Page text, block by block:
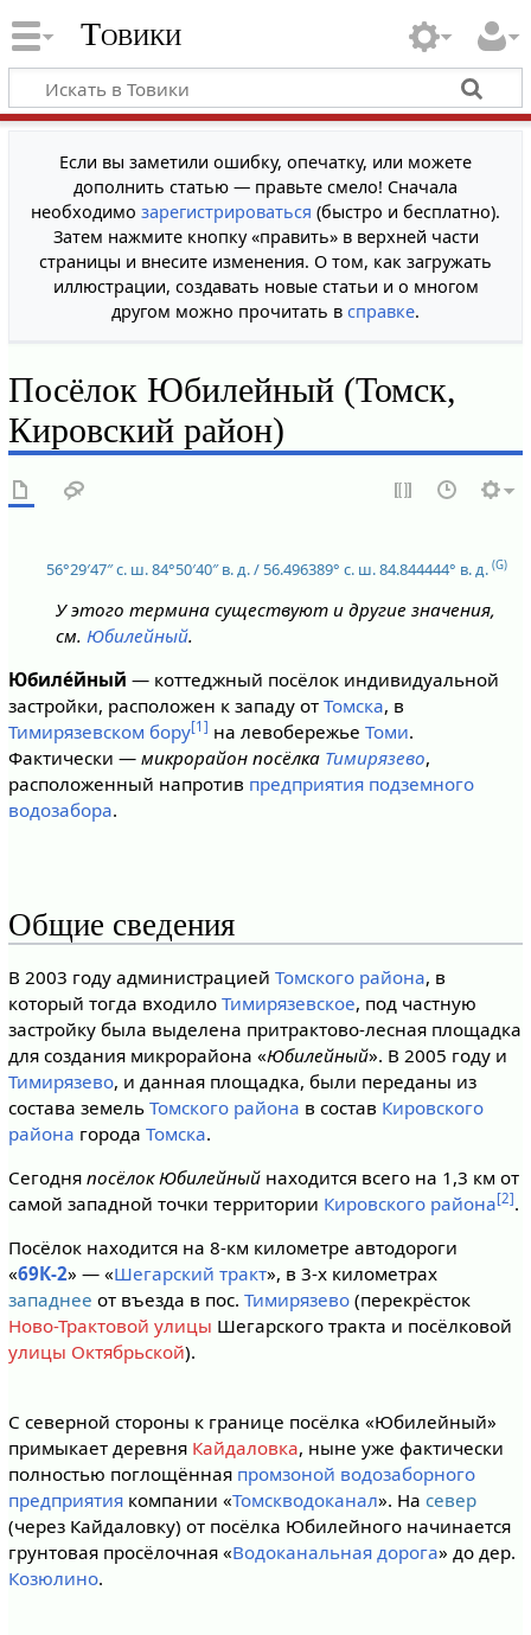
Товики
Если вы заметили ошибку, опечатку, или можете
дополнить статью — правьте смело! Сначала
необходимо зарегистрироваться (быстро и бесплатно).
Затем нажмите кнопку «править» в верхней части
страницы и внесите изменения. О том, как загружать
иллюстрации, создавать новые статьи и о многом
другом можно прочитать в справке.
Посёлок Юбилейный (Томск,
Кировский район)
56°29′47″ с. ш.84°50′40″ в. д./ 56.496389° с. ш.84.844444° в. д. (G)
У этого термина существуют и другие значения,
см. Юбилейный.
Юбиле́йный — коттеджный посёлок индивидуальной
застройки, расположен к западу от Томска, в
Тимирязевском бору[1] на левобережье Томи.
Фактически — микрорайон посёлка Тимирязево,
расположенный напротив предприятия подземного
водозабора.
Общие сведения
В 2003 году администрацией Томского района, в
который тогда входило Тимирязевское, под частную
застройку была выделена притрактово-лесная площадка
для создания микрорайона «Юбилейный». В 2005 году и
Тимирязево, и данная площадка, были переданы из
состава земель Томского района в состав Кировского
района города Томска.
Сегодня посёлок Юбилейныйнаходится всего на 1,3 км от
самой западной точки территории Кировского района[2].
Посёлок находится на 8-км километре автодороги
«69К-2» — «Шегарский тракт», в 3-х километрах
западнее от въезда в пос. Тимирязево(перекрёсток
Ново-Трактовой улицы Шегарского тракта и посёлковой
улицы Октябрьской).
С северной стороны к границе посёлка «Юбилейный»
примыкает деревня Кайдаловка, ныне уже фактически
полностью поглощённая промзоной водозаборного
предприятиякомпании «Томскводоканал». На север
(через Кайдаловку) от посёлка Юбилейного начинается
грунтовая просёлочная «Водоканальная дорога» до дер.
Козюлино.